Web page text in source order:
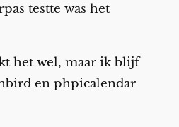
testte was het
het wel, maar ik blijf
en phpicalendar